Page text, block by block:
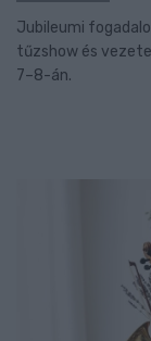
Jubileumi
tűzshow és
7–8-án.